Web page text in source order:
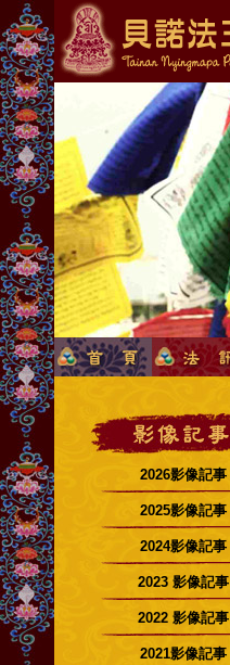
2026影像記事
2025影像記事
2024影像記事
2023 影像記事
2022 影像記事
2021影像記事